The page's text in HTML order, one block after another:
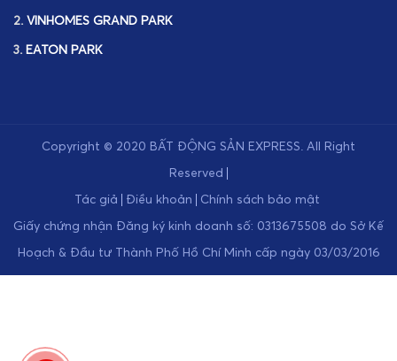
2. VINHOMES GRAND PARK
3. EATON PARK
Copyright © 2020 BẤT ĐỘNG SẢN EXPRESS. All Right
Reserved
Tác giả Điều khoản Chính sách bảo mật
Giấy chứng nhận Đăng ký kinh doanh số: 0313675508 do Sở Kế
Hoạch & Đầu tư Thành Phố Hồ Chí Minh cấp ngày 03/03/2016